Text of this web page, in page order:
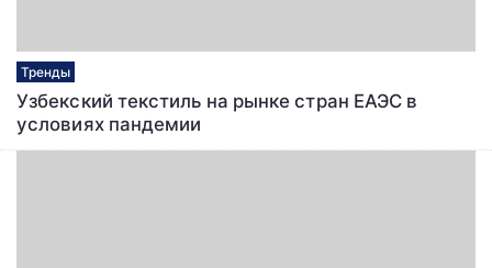
Тренды
Узбекский текстиль на рынке стран ЕАЭС в
условиях пандемии